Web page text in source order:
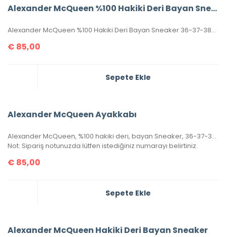
Alexander McQueen %100 Hakiki Deri Bayan Sneaker
Alexander McQueen %100 Hakiki Deri Bayan Sneaker 36-37-38-39-40 Numaralar Mevcuttur.
€ 85,00
Sepete Ekle
Alexander McQueen Ayakkabı
Alexander McQueen, %100 hakiki deri, bayan Sneaker, 36-37-38-39-40 ölçülerinde pembe renk stoklara girmiştir.
Not: Sipariş notunuzda lütfen istediğiniz numarayı belirtiniz.
€ 85,00
Sepete Ekle
Alexander McQueen Hakiki Deri Bayan Sneaker